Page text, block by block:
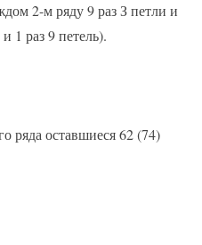
2-м ряду 9 раз З петли и
1 раз 9 петель).
ряда оставшиеся 62 (74)